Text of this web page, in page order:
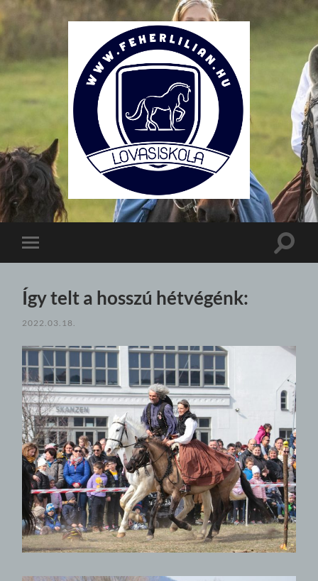
Lovasiskola
Toggle
mobile
Toggle
Így telt a hosszú hétvégénk:
2022.03.18.